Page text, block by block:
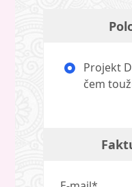
Projekt
čem